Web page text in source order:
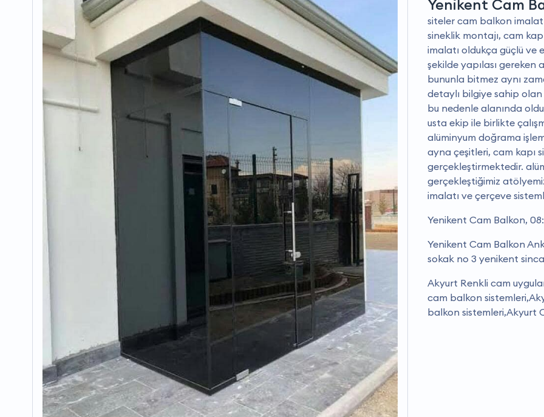
Yenikent Cam
siteler cam balkon imalat
sineklik montajı, cam
imalatı oldukça güçlü ve
şekilde yapılası
bununla bitmez aynı
detaylı bilgiye sahip
bu nedenle alanında
usta ekip ile birlikte
alüminyum doğrama
ayna çeşitleri, cam kapı
gerçekleştirmektedir.
gerçekleştiğimiz
imalatı ve çerçeve
Yenikent Cam Balkon,
Yenikent Cam Balkon
sokak no 3 yenikent
Akyurt Renkli cam
cam balkon
balkon sistemleri,Akyurt